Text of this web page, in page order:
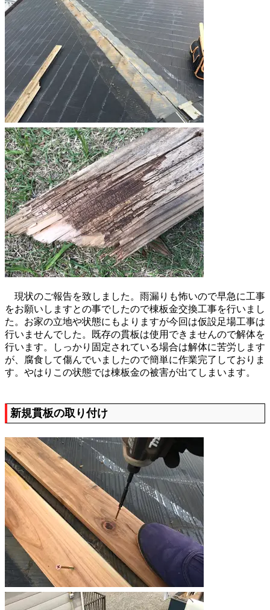
現状のご報告を致しました。雨漏りも怖いので早急に工事
をお願いしますとの事でしたので棟板金交換工事を行いまし
た。お家の立地や状態にもよりますが今回は仮設足場工事は
行いませんでした。既存の貫板は使用できませんので解体を
行います。しっかり固定されている場合は解体に苦労します
が、腐食して傷んでいましたので簡単に作業完了しておりま
す。やはりこの状態では棟板金の被害が出てしまいます。
新規貫板の取り付け